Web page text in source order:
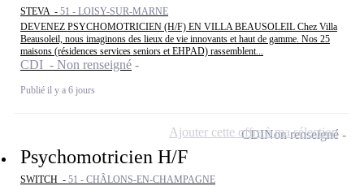
STEVA - 51 - LOISY-SUR-MARNE
DEVENEZ PSYCHOMOTRICIEN (H/F) EN VILLA BEAUSOLEIL Chez Villa
Beausoleil, nous imaginons des lieux de vie innovants et haut de gamme. Nos 25
maisons (résidences services seniors et EHPAD) rassemblent...
CDI - Non renseigné
Publié il y a 6 jours
Psychomotricien H/F
SWITCH - 51 - CHÂLONS-EN-CHAMPAGNE
CDINon renseigné
Ajouter cette offre à ma sélection